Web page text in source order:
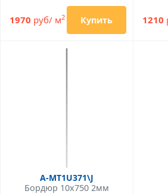
1970 руб/ м2 Купить 1210
A-MT1U371\J
Бордюр 10x750 2мм